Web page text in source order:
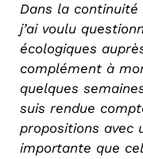
Dans la continuité
j’ai voulu
écologiques
complément à
quelques
suis rendue
propositions avec
importante que